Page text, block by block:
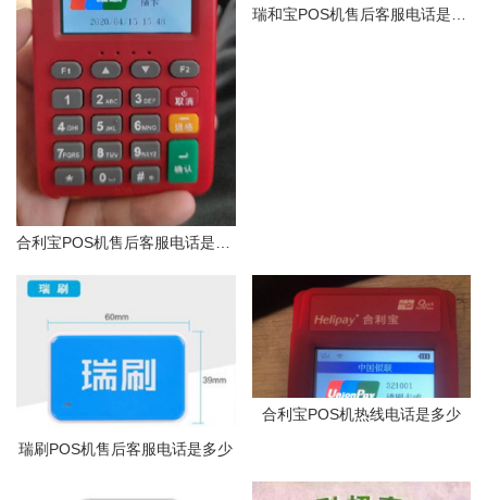
合利宝POS机售后客服电话是多少
瑞刷POS机售后客服电话是多少
合利宝POS机热线电话是多少